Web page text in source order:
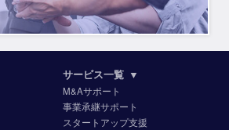
サービス一覧 ▼
M&Aサポート
事業承継サポート
スタートアップ支援